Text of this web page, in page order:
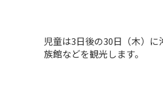
児童は3日後の30日（木）
族館などを観光します。